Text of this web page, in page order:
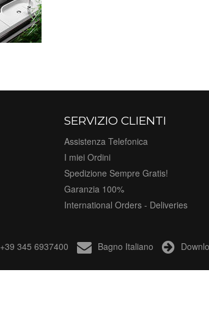
SERVIZIO CLIENTI
Assistenza Telefonica
I miei Ordini
Spedizione Sempre Gratis!
Garanzia 100%
International Orders - Deliveries
+39 345 6937400 Bagno Italiano